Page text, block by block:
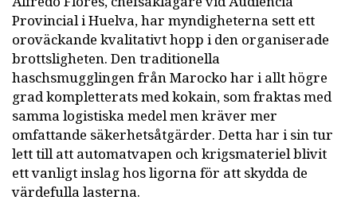
Provincial i Huelva, har myndigheterna sett ett
oroväckande kvalitativt hopp i den organiserade
brottsligheten. Den traditionella
haschsmugglingen från Marocko har i allt högre
grad kompletterats med kokain, som fraktas med
samma logistiska medel men kräver mer
omfattande säkerhetsåtgärder. Detta har i sin tur
lett till att automatvapen och krigsmateriel blivit
ett vanligt inslag hos ligorna för att skydda de
värdefulla lasterna.